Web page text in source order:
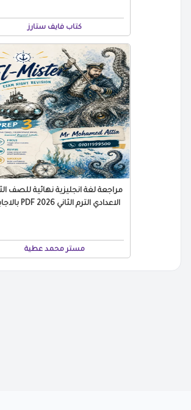
كتاب فايف ستارز
مراجعة لغة انجليزية نهائية للصف
الاعدادي الترم الثاني 2026 PDF بالاجابات
مستر محمد عطية